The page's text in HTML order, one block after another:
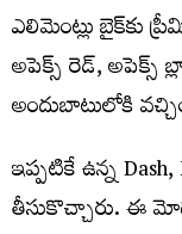
ఎలిమెంట్లు బైక్‌కు
అపెక్స్ రెడ్, అపెక్స్
అందుబాటులోకి
ఇప్పటికే ఉన్న
తీసుకొచ్చారు. ఈ